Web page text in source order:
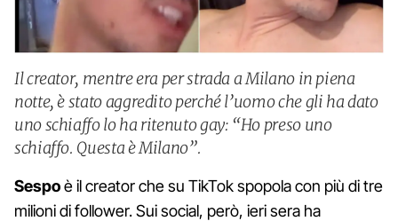
Il creator, mentre era per strada a Milano in piena
notte, è stato aggredito perché l’uomo che gli ha dato
uno schiaffo lo ha ritenuto gay: “Ho preso uno
schiaffo. Questa è Milano”.
Sespoè il creator che su TikTok spopola con più di tre
milioni di follower. Sui social, però, ieri sera ha